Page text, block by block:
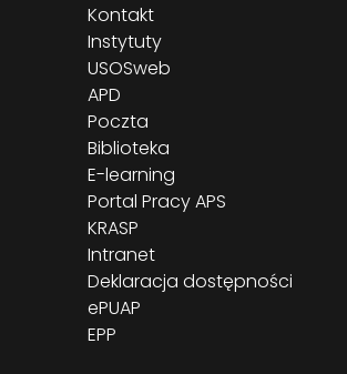
Kontakt
Instytuty
USOSweb
APD
Poczta
Biblioteka
E-learning
Portal Pracy APS
KRASP
Intranet
Deklaracja dostępności
ePUAP
EPP